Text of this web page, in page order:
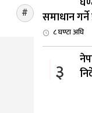
समाधान गर्ने
८ घण्टा अघि
३